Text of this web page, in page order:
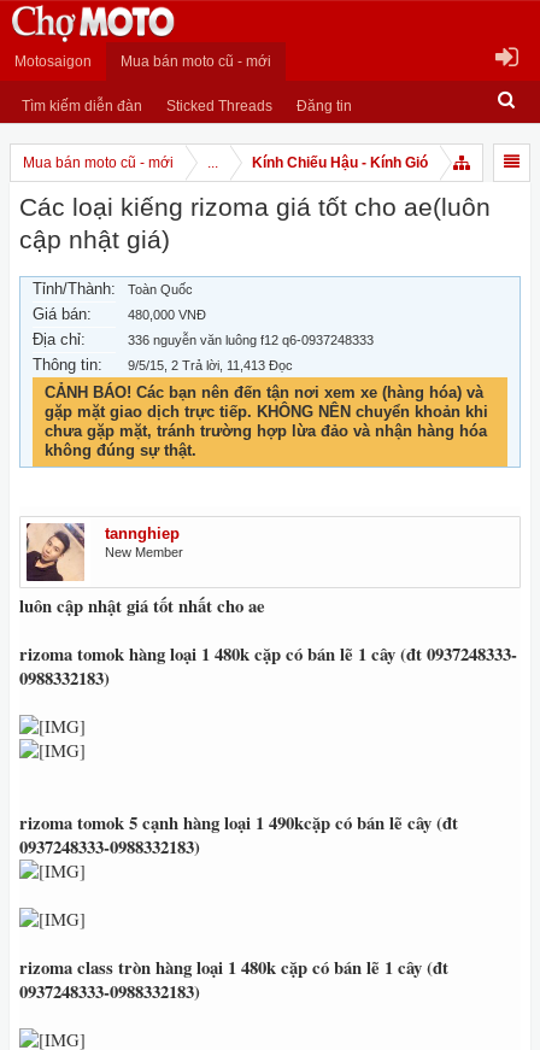
Motosaigon Mua bán moto cũ - mới
Tìm kiếm diễn đàn Sticked Threads Đăng tin
Mua bán moto cũ - mới ... Kính Chiếu Hậu - Kính Gió
Các loại kiếng rizoma giá tốt cho ae(luôn
cập nhật giá)
Tỉnh/Thành: Toàn Quốc
Giá bán: 480,000 VNĐ
Địa chỉ: 336 nguyễn văn luông f12 q6-0937248333
Thông tin: 9/5/15 , 2 Trả lời, 11,413 Đọc
CẢNH BÁO! Các bạn nên đến tận nơi xem xe (hàng hóa) và
gặp mặt giao dịch trực tiếp. KHÔNG NÊN chuyển khoản khi
chưa gặp mặt, tránh trường hợp lừa đảo và nhận hàng hóa
không đúng sự thật.
tannghiep
New Member
luôn cập nhật giá tốt nhất cho ae
rizoma tomok hàng loại 1 480k cặp có bán lẽ 1 cây (đt 0937248333-
0988332183)
rizoma tomok 5 cạnh hàng loại 1 490kcặp có bán lẽ cây (đt
0937248333-0988332183)
rizoma class tròn hàng loại 1 480k cặp có bán lẽ 1 cây (đt
0937248333-0988332183)